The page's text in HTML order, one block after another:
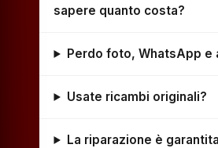
sapere quanto costa?
Perdo foto, WhatsApp e
Usate ricambi originali?
La riparazione è